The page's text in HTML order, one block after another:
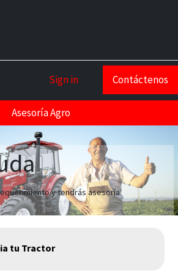
Sign in Contáctenos
Asesoría Agro
y tendrás asesoría
tu Tractor